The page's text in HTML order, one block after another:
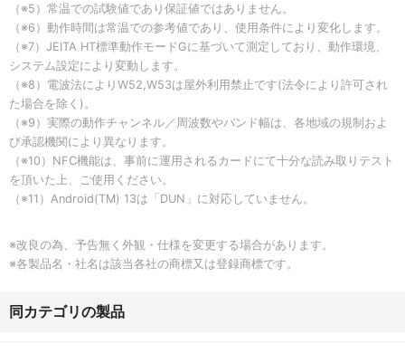
（※5）常温での試験値であり保証値ではありません。
（※6）動作時間は常温での参考値であり、使用条件により変化します。
（※7）JEITA HT標準動作モードGに基づいて測定しており、動作環境、
システム設定により変動します。
（※8）電波法によりW52,W53は屋外利用禁止です(法令により許可され
た場合を除く)。
（※9）実際の動作チャンネル／周波数やバンド幅は、各地域の規制およ
び承認機関により異なります。
（※10）NFC機能は、事前に運用されるカードにて十分な読み取りテスト
を頂いた上、ご使用ください。
（※11）Android(TM) 13は「DUN」に対応していません。
※改良の為、予告無く外観・仕様を変更する場合があります。
※各製品名・社名は該当各社の商標又は登録商標です。
同カテゴリの製品